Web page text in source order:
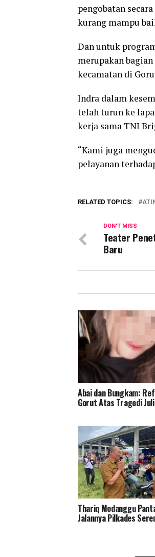
pengobatan
kurang mampu
Dan untuk
merupakan
kecamatan di
Indra dalam
telah turun ke
kerja sama TNI
“Kami juga
pelayanan
RELATED TOPICS:
DON'T MISS
Teater
Baru
Abai dan Bungkam:
Gorut Atas Tragedi
Thariq Modanggu
Jalannya Pilkades